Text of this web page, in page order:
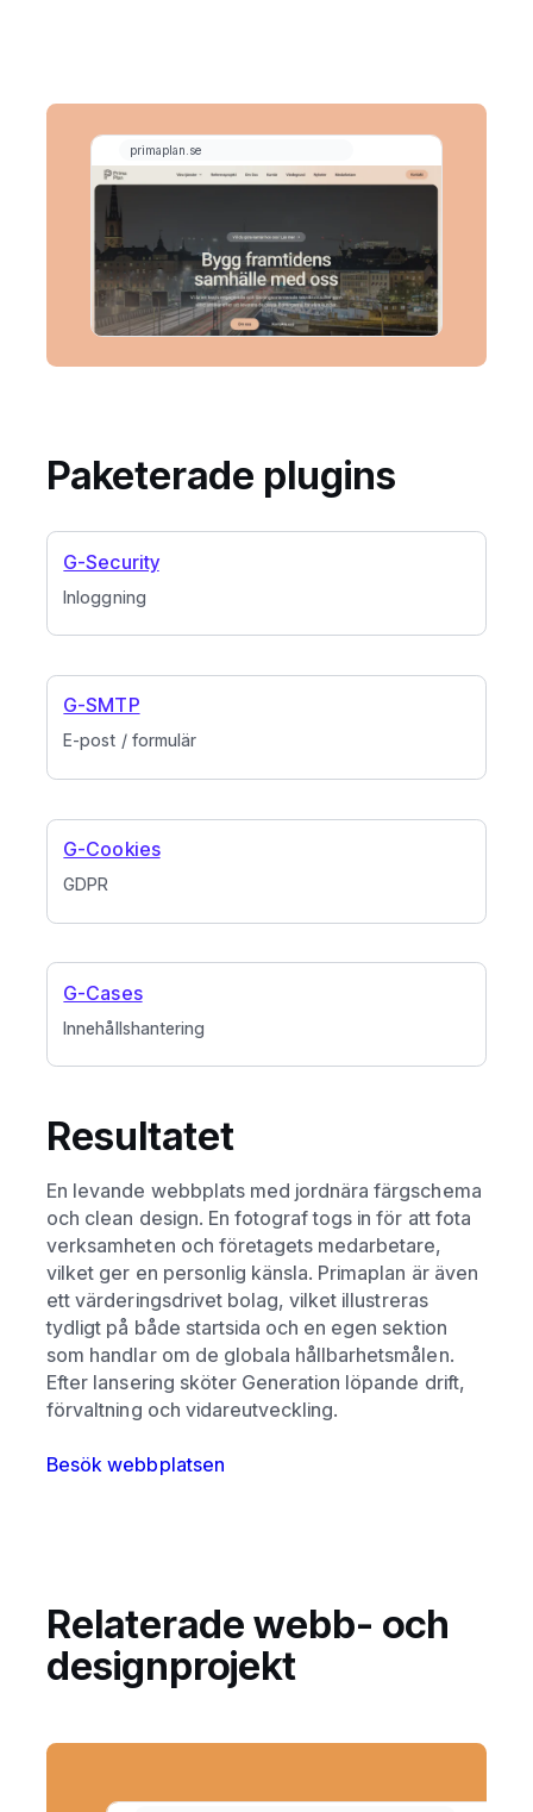
Paketerade plugins
Inloggning
G-Security
E-post / formulär
G-SMTP
GDPR
G-Cookies
Innehållshantering
G-Cases
Resultatet
En levande webbplats med jordnära färgschema
och clean design. En fotograf togs in för att fota
verksamheten och företagets medarbetare,
vilket ger en personlig känsla. Primaplan är även
ett värderingsdrivet bolag, vilket illustreras
tydligt på både startsida och en egen sektion
som handlar om de globala hållbarhetsmålen.
Efter lansering sköter Generation löpande drift,
förvaltning och vidareutveckling.
Besök webbplatsen
Relaterade webb- och
designprojekt